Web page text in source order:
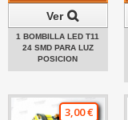
Ver
1 BOMBILLA LED T11
24 SMD PARA LUZ
POSICION
3,00 €